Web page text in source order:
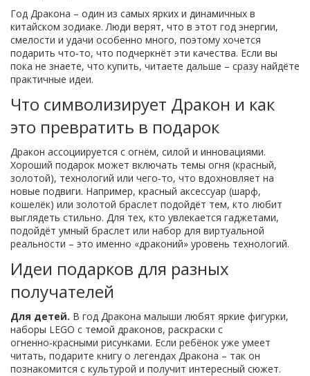
Год Дракона – один из самых ярких и динамичных в
китайском зодиаке. Люди верят, что в этот год энергии,
смелости и удачи особенно много, поэтому хочется
подарить что‑то, что подчеркнёт эти качества. Если вы
пока не знаете, что купить, читаете дальше – сразу найдёте
практичные идеи.
Что символизирует Дракон и как
это превратить в подарок
Дракон ассоциируется с огнём, силой и инновациями.
Хороший подарок может включать темы огня (красный,
золотой), технологий или чего‑то, что вдохновляет на
новые подвиги. Например, красный аксессуар (шарф,
кошелёк) или золотой браслет подойдёт тем, кто любит
выглядеть стильно. Для тех, кто увлекается гаджетами,
подойдёт умный браслет или набор для виртуальной
реальности – это именно «драконий» уровень технологий.
Идеи подарков для разных
получателей
Для детей. В год Дракона малыши любят яркие фигурки,
наборы LEGO с темой драконов, раскраски с
огненно‑красными рисунками. Если ребёнок уже умеет
читать, подарите книгу о легендах Дракона – так он
познакомится с культурой и получит интересный сюжет.